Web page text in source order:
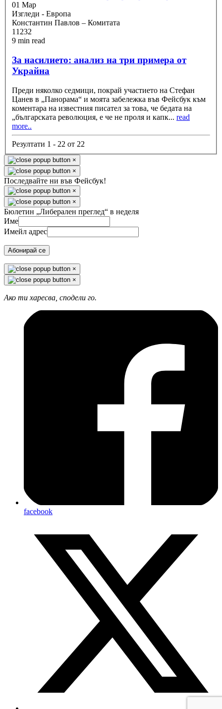
01 Мар
Изгледи - Европа
Константин Павлов – Комитата
11232
9 min read
За насилието: анализ на три примера от
Украйна
Преди няколко седмици, покрай участието на Стефан
Цанев в „Панорама“ и моята забележка във Фейсбук към
коментара на известния писател за това, че бедата на
„българската революция, е че не проля и капк... read
more..
Резултати 1 - 22 от 22
×
×
Последвайте ни във Фейсбук!
×
×
Бюлетин „Либерален преглед“ в неделя
Име
Имейл адрес
Абонирай се
×
×
Ако ти харесва, сподели го.
facebook